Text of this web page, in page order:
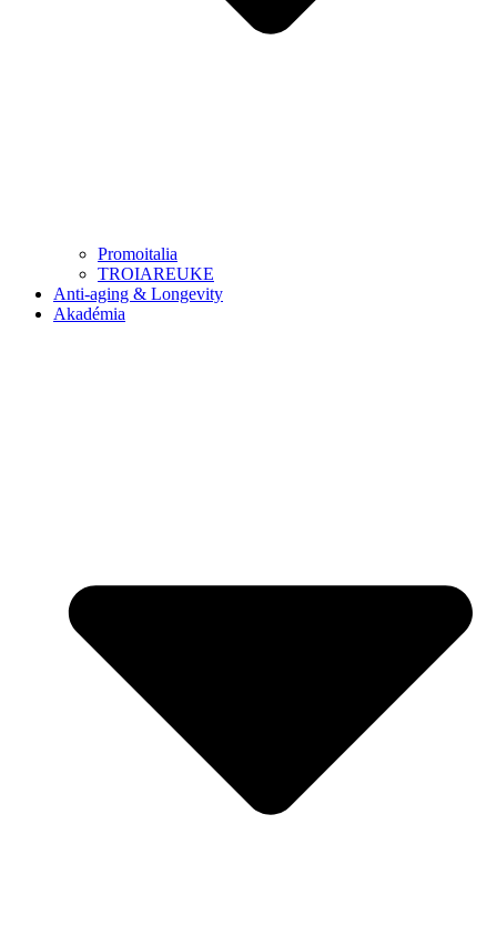
Promoitalia
TROIAREUKE
Anti-aging & Longevity
Akadémia